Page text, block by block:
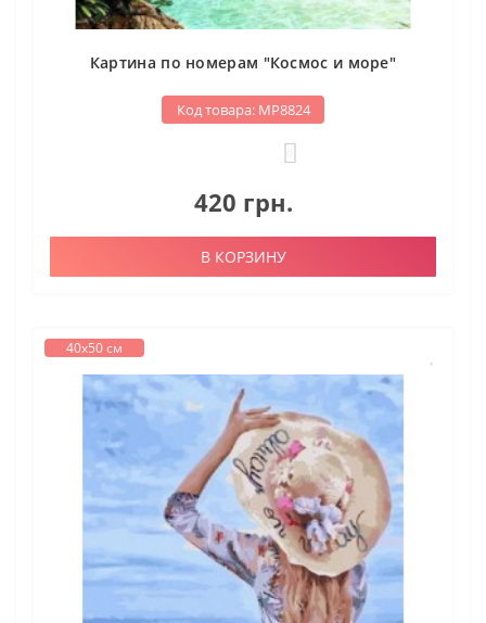
Картина по номерам "Космос и море"
Код товара: МР8824
420 грн.
В КОРЗИНУ
40х50 см